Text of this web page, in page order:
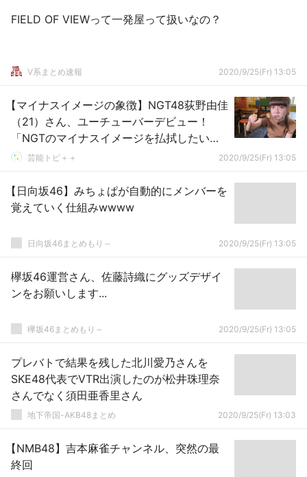
FIELD OF VIEWって一発屋って扱いなの？
V系まとめ速報 2020/9/25(Fr) 13:05
【マイナスイメージの象徴】NGT48荻野由佳
（21）さん、ユーチューバーデビュー！
「NGTのマイナスイメージを払拭したい」
wwwwww
芸能トピ＋＋ 2020/9/25(Fr) 13:05
【日向坂46】みちょぱが自動的にメンバーを
覚えていく仕組みwwww
日向坂46まとめもり～ 2020/9/25(Fr) 13:05
欅坂46運営さん、佐藤詩織にグッズデザイ
ンをお願いします...
欅坂46まとめもり～ 2020/9/25(Fr) 13:05
プレバトで結果を残した北川愛乃さんを
SKE48代表でVTR出演したのが松井珠理奈
さんでなく須田亜香里さん
地下帝国-AKB48まとめ 2020/9/25(Fr) 13:03
【NMB48】吉本麻雀チャンネル、突然の最
終回